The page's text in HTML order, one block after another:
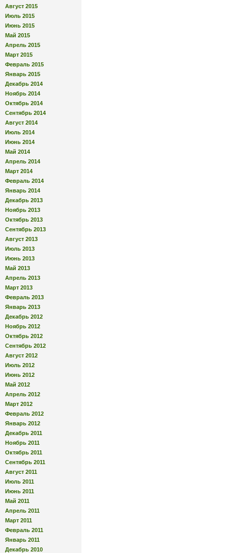
Август 2015
Июль 2015
Июнь 2015
Май 2015
Апрель 2015
Март 2015
Февраль 2015
Январь 2015
Декабрь 2014
Ноябрь 2014
Октябрь 2014
Сентябрь 2014
Август 2014
Июль 2014
Июнь 2014
Май 2014
Апрель 2014
Март 2014
Февраль 2014
Январь 2014
Декабрь 2013
Ноябрь 2013
Октябрь 2013
Сентябрь 2013
Август 2013
Июль 2013
Июнь 2013
Май 2013
Апрель 2013
Март 2013
Февраль 2013
Январь 2013
Декабрь 2012
Ноябрь 2012
Октябрь 2012
Сентябрь 2012
Август 2012
Июль 2012
Июнь 2012
Май 2012
Апрель 2012
Март 2012
Февраль 2012
Январь 2012
Декабрь 2011
Ноябрь 2011
Октябрь 2011
Сентябрь 2011
Август 2011
Июль 2011
Июнь 2011
Май 2011
Апрель 2011
Март 2011
Февраль 2011
Январь 2011
Декабрь 2010